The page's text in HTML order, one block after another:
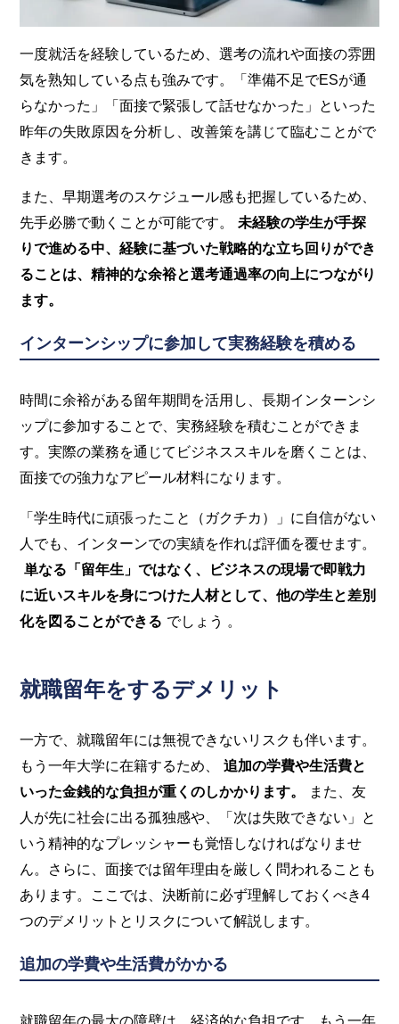
一度就活を経験しているため、選考の流れや面接の雰囲
気を熟知している点も強みです。「準備不足でESが通
らなかった」「面接で緊張して話せなかった」といった
昨年の失敗原因を分析し、改善策を講じて臨むことがで
きます。
また、早期選考のスケジュール感も把握しているため、
先手必勝で動くことが可能です。
未経験の学生が手探
りで進める中、経験に基づいた戦略的な立ち回りができ
ることは、精神的な余裕と選考通過率の向上につながり
ます。
インターンシップに参加して実務経験を積める
時間に余裕がある留年期間を活用し、長期インターンシ
ップに参加することで、実務経験を積むことができま
す。実際の業務を通じてビジネススキルを磨くことは、
面接での強力なアピール材料になります。
「学生時代に頑張ったこと（ガクチカ）」に自信がない
人でも、インターンでの実績を作れば評価を覆せます。
単なる「留年生」ではなく、ビジネスの現場で即戦力
に近いスキルを身につけた人材として、他の学生と差別
化を図ることができる でしょう 。
就職留年をするデメリット
一方で、就職留年には無視できないリスクも伴います。
もう一年大学に在籍するため、
追加の学費や生活費と
いった金銭的な負担が重くのしかかります。
また、友
人が先に社会に出る孤独感や、「次は失敗できない」と
いう精神的なプレッシャーも覚悟しなければなりませ
ん。さらに、面接では留年理由を厳しく問われることも
あります。ここでは、決断前に必ず理解しておくべき4
つのデメリットとリスクについて解説します。
追加の学費や生活費がかかる